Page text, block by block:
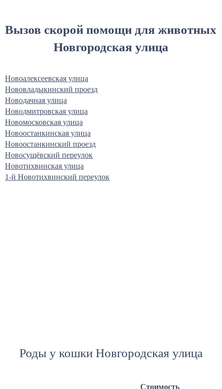
Вызов скорой помощи для животных
Новгородская улица
Новоалексеевская улица
Нововладыкинский проезд
Новодачная улица
Новодмитровская улица
Новомосковская улица
Новоостанкинская улица
Новоостанкинский проезд
Новосущёвский переулок
Новотихвинская улица
1-й Новотихвинский переулок
Роды у кошки Новгородская улица
Стоимость